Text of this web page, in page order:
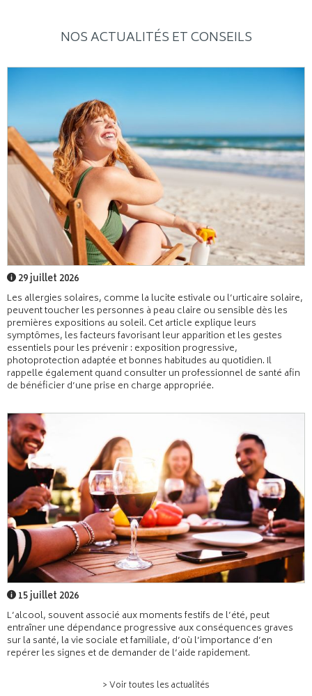
NOS ACTUALITÉS ET CONSEILS
29 juillet 2026
Les allergies solaires, comme la lucite estivale ou l’urticaire solaire,
peuvent toucher les personnes à peau claire ou sensible dès les
premières expositions au soleil. Cet article explique leurs
symptômes, les facteurs favorisant leur apparition et les gestes
essentiels pour les prévenir : exposition progressive,
photoprotection adaptée et bonnes habitudes au quotidien. Il
rappelle également quand consulter un professionnel de santé afin
de bénéficier d’une prise en charge appropriée.
15 juillet 2026
L’alcool, souvent associé aux moments festifs de l’été, peut
entraîner une dépendance progressive aux conséquences graves
sur la santé, la vie sociale et familiale, d’où l’importance d’en
repérer les signes et de demander de l’aide rapidement.
> Voir toutes les actualités